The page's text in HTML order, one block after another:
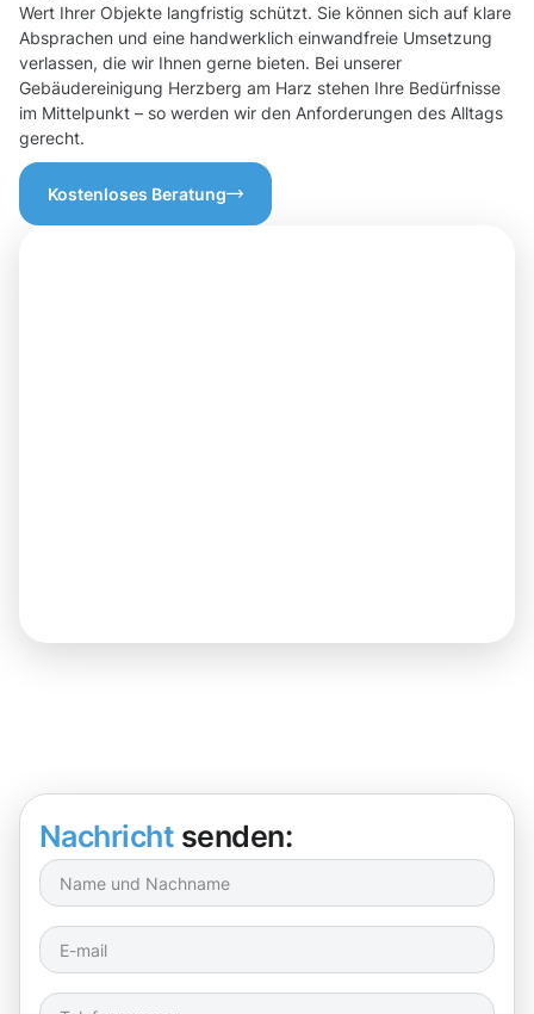
Wert Ihrer Objekte langfristig schützt. Sie können sich auf klare
Absprachen und eine handwerklich einwandfreie Umsetzung
verlassen, die wir Ihnen gerne bieten. Bei unserer
Gebäudereinigung Herzberg am Harz stehen Ihre Bedürfnisse
im Mittelpunkt – so werden wir den Anforderungen des Alltags
gerecht.
Kostenloses Beratung
Nachricht senden: